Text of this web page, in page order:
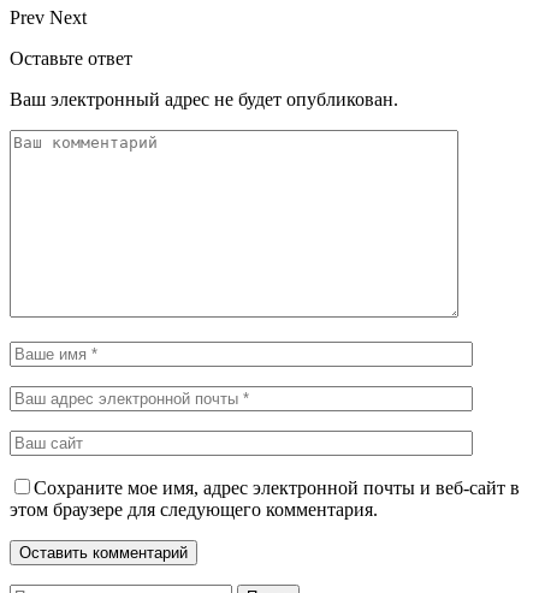
Prev Next
Оставьте ответ
Ваш электронный адрес не будет опубликован.
Сохраните мое имя, адрес электронной почты и веб-сайт в
этом браузере для следующего комментария.